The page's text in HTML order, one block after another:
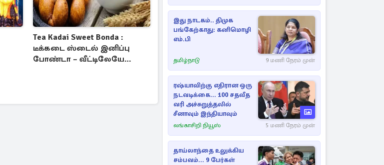
Tea Kadai Sweet Bonda :
டீக்கடை ஸ்டைல் இனிப்பு
போண்டா – வீட்டிலேயே
இது நாடகம்.. திமுக
பங்கேற்காது: கனிமொழி
எம்.பி
தமிழ்நாடு 9 மணி நேரம் முன்
ரஷ்யாவிற்கு எதிரான ஒரு
நடவடிக்கை... 100 சதவீத
வரி அச்சுறுத்தலில்
சீனாவும் இந்தியாவும்
லங்காசிறி நியூஸ் 5 மணி நேரம் முன்
தாய்லாந்தை உலுக்கிய
சம்பவம்... 9 பேர்கள்